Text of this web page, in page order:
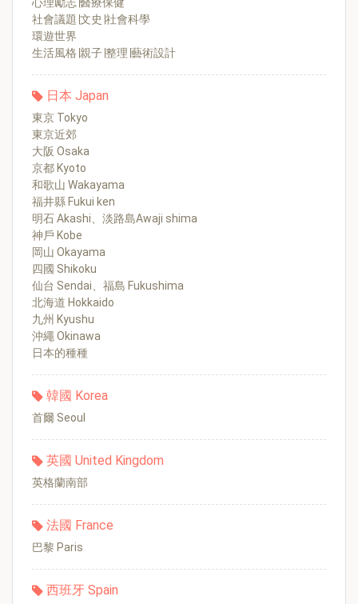
社會議題∣文史∣社會科學
環遊世界
生活風格∣親子∣整理∣藝術設計
日本 Japan
東京 Tokyo
東京近郊
大阪 Osaka
京都 Kyoto
和歌山 Wakayama
福井縣 Fukui ken
明石 Akashi、淡路島Awaji shima
神戶 Kobe
岡山 Okayama
四國 Shikoku
仙台 Sendai、福島 Fukushima
北海道 Hokkaido
九州 Kyushu
沖繩 Okinawa
日本的種種
韓國 Korea
首爾 Seoul
英國 United Kingdom
英格蘭南部
法國 France
巴黎 Paris
西班牙 Spain